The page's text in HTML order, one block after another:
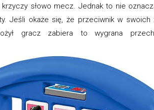
słowo mecz. Jednak to nie
Jeśli okaże się, że przeciwnik w swoich
gracz zabiera to wygrana